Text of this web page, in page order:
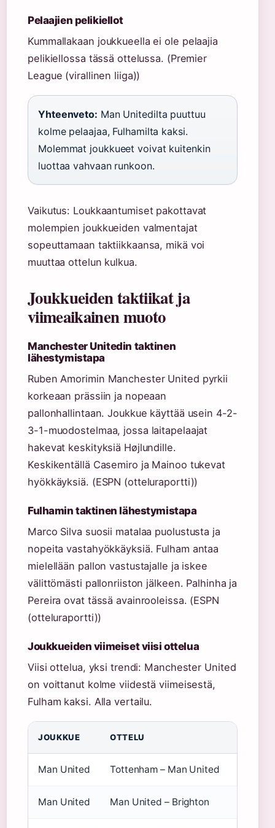
Pelaajien pelikiellot
Kummallakaan joukkueella ei ole pelaajia
pelikiellossa tässä ottelussa. (Premier
League (virallinen liiga))
Yhteenveto: Man Unitedilta puuttuu
kolme pelaajaa, Fulhamilta kaksi.
Molemmat joukkueet voivat kuitenkin
luottaa vahvaan runkoon.
Vaikutus: Loukkaantumiset pakottavat
molempien joukkueiden valmentajat
sopeuttamaan taktiikkaansa, mikä voi
muuttaa ottelun kulkua.
Joukkueiden taktiikat ja
viimeaikainen muoto
Manchester Unitedin taktinen
lähestymistapa
Ruben Amorimin Manchester United pyrkii
korkeaan prässiin ja nopeaan
pallonhallintaan. Joukkue käyttää usein 4-2-
3-1-muodostelmaa, jossa laitapelaajat
hakevat keskityksiä Højlundille.
Keskikentällä Casemiro ja Mainoo tukevat
hyökkäyksiä. (ESPN (otteluraportti))
Fulhamin taktinen lähestymistapa
Marco Silva suosii matalaa puolustusta ja
nopeita vastahyökkäyksiä. Fulham antaa
mielellään pallon vastustajalle ja iskee
välittömästi pallonriiston jälkeen. Palhinha ja
Pereira ovat tässä avainrooleissa. (ESPN
(otteluraportti))
Joukkueiden viimeiset viisi ottelua
Viisi ottelua, yksi trendi: Manchester United
on voittanut kolme viidestä viimeisestä,
Fulham kaksi. Alla vertailu.
JOUKKUE OTTELU
Man United Tottenham – Man United
Man United Man United – Brighton